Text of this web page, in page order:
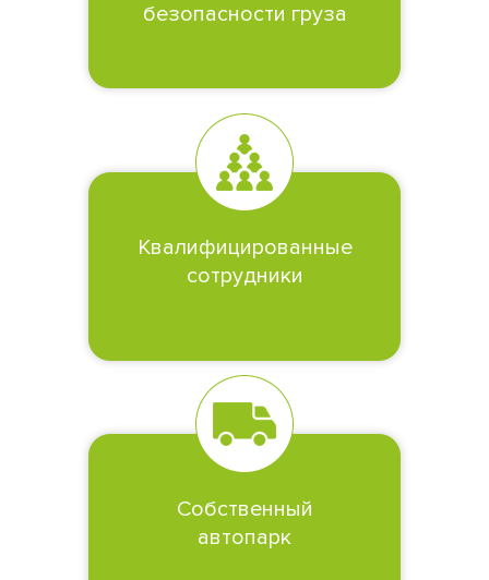
безопасности груза
Квалифицированные
сотрудники
Собственный
автопарк